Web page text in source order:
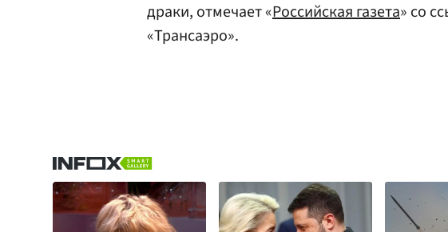
драки, отмечает «Российская газета» со
«Трансаэро».